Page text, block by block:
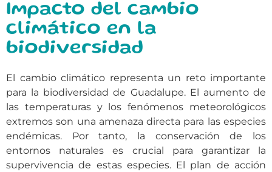
Impacto del cambio
climático en la
biodiversidad
El cambio climático representa un reto importante
para la biodiversidad de Guadalupe. El aumento de
las temperaturas y los fenómenos meteorológicos
extremos son una amenaza directa para las especies
endémicas. Por tanto, la conservación de los
entornos naturales es crucial para garantizar la
supervivencia de estas especies. El plan de acción